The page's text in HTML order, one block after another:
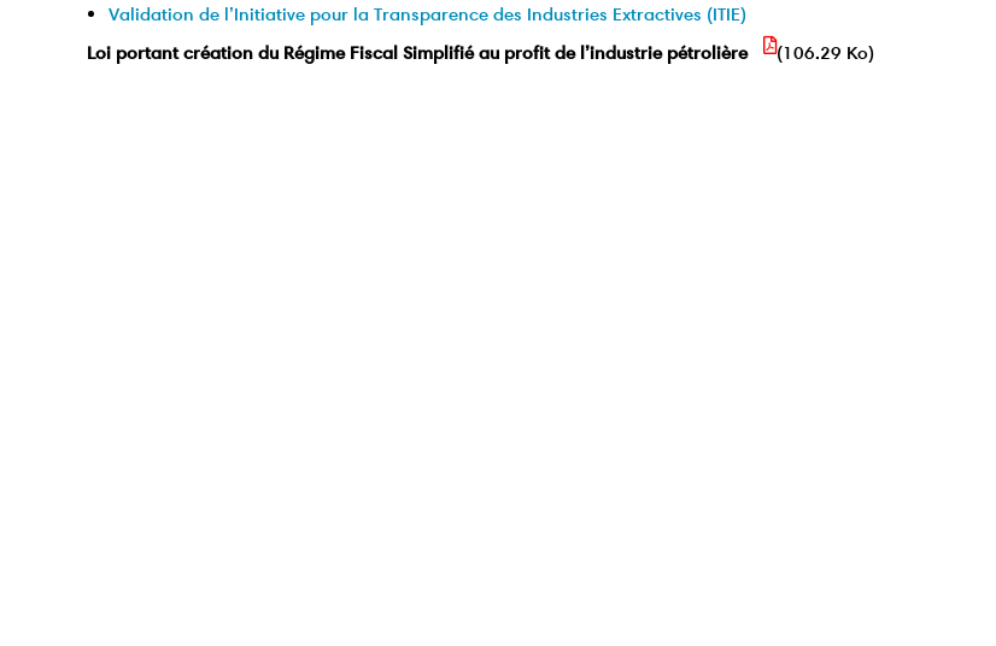
Validation de l’Initiative pour la Transparence des Industries Extractives (ITIE)
Loi portant création du Régime Fiscal Simplifié au profit de l’industrie pétrolière
(106.29 Ko)